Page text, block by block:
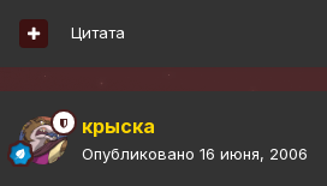
Цитата
крыска
Опубликовано 16 июня, 2006